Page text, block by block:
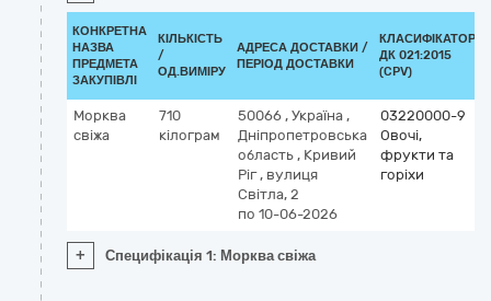
КОНКРЕТНА
НАЗВА
ПРЕДМЕТА
ЗАКУПІВЛІ
КІЛЬКІСТЬ
/
ОД.ВИМІРУ
АДРЕСА ДОСТАВКИ /
ПЕРІОД ДОСТАВКИ
КЛАСИФІКАТОР
ДК 021:2015
(CPV)
Морква
свіжа
710
кілограм
50066 , Україна ,
Дніпропетровська
область , Кривий
Ріг, вулиця
Світла, 2
по 10-06-2026
03220000-9
Овочі,
фрукти та
горіхи
+ Специфікація 1: Морква свіжа